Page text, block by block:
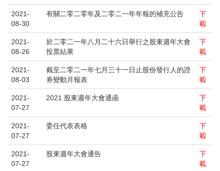
2021-
08-30
有關二零二零年及二零二一年年報的補充公告
下
載
2021-
08-26
於二零二一年八月二十六日舉行之股東週年大會
投票結果
下
載
2021-
08-03
截至二零二一年七月三十一日止股份發行人的證
券變動月報表
下
載
2021-
07-27
2021 股東週年大會通函
下
載
2021-
07-27
委任代表表格
下
載
2021-
07-27
股東週年大會通告
下
載